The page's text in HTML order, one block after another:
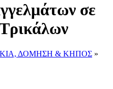
σε
ΔΟΜΗΣΗ & ΚΗΠΟΣ »